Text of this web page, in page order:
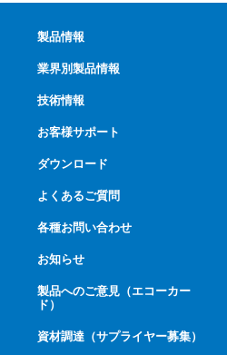
製品情報
業界別製品情報
技術情報
お客様サポート
ダウンロード
よくあるご質問
各種お問い合わせ
お知らせ
製品へのご意見（エコーカー
ド）
資材調達（サプライヤー募集）